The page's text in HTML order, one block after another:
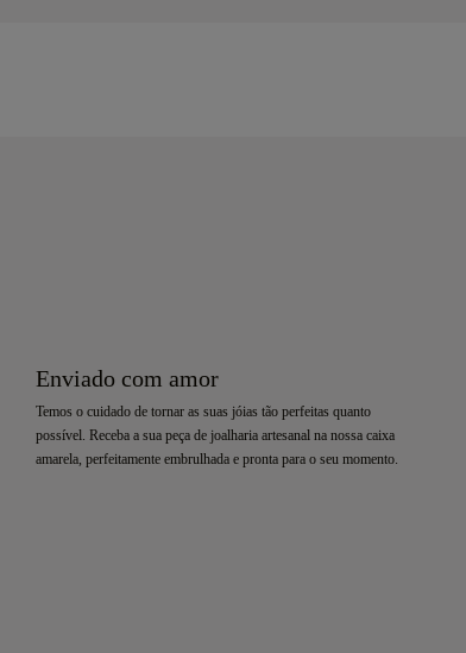
Enviado com amor
Temos o cuidado de tornar as suas jóias tão perfeitas quanto
possível. Receba a sua peça de joalharia artesanal na nossa caixa
amarela, perfeitamente embrulhada e pronta para o seu momento.